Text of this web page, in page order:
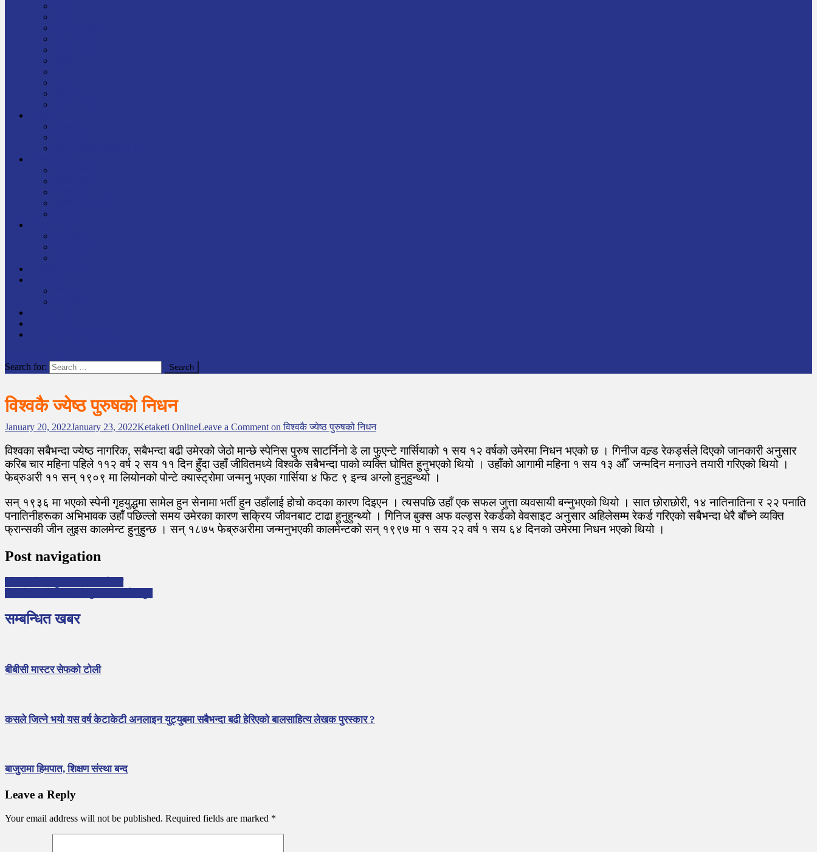
Search for:
विश्वकै ज्येष्ठ पुरुषको निधन
January 20, 2022January 23, 2022Ketaketi OnlineLeave a Comment on विश्वकै ज्येष्ठ पुरुषको निधन
विश्वका सबैभन्दा ज्येष्ठ नागरिक, सबैभन्दा बढी उमेरको जेठो मान्छे स्पेनिस पुरुष साटर्निनो डे ला फुएन्टे गार्सियाको १ सय १२ वर्षको उमेरमा निधन भएको छ । गिनीज वल्र्ड रेकर्ड्सले दिएको जानकारी अनुसार
करिब चार महिना पहिले ११२ वर्ष २ सय ११ दिन हुँदा उहाँ जीवितमध्ये विश्वकै सबैभन्दा पाको व्यक्ति घोषित हुनुभएको थियो । उहाँको आगामी महिना १ सय १३ औँ जन्मदिन मनाउने तयारी गरिएको थियो ।
फेब्रुअरी ११ सन् १९०९ मा लियोनको पोन्टे क्यास्ट्रोमा जन्मनु भएका गार्सिया ४ फिट ९ इन्च अग्लो हुनुहुन्थ्यो ।
सन् १९३६ मा भएको स्पेनी गृहयुद्धमा सामेल हुन सेनामा भर्ती हुन उहाँलाई होचो कदका कारण दिइएन । त्यसपछि उहाँ एक सफल जुत्ता व्यवसायी बन्नुभएको थियो । सात छोराछोरी, १४ नातिनातिना र २२ पनाति
पनातिनीहरूका अभिभावक उहाँ पछिल्लो समय उमेरका कारण सक्रिय जीवनबाट टाढा हुनुहुन्थ्यो । गिनिज बुक्स अफ वल्ड्स रेकर्डको वेवसाइट अनुसार अहिलेसम्म रेकर्ड गरिएको सबैभन्दा धेरै बाँच्ने व्यक्ति
फ्रान्सकी जीन लुइस कालमेन्ट हुनुहुन्छ । सन् १८७५ फेब्रुअरीमा जन्मनुभएकी कालमेन्टको सन् १९९७ मा १ सय २२ वर्ष १ सय ६४ दिनको उमेरमा निधन भएको थियो ।
Post navigation
सम्बन्धित खबर
बीबीसी मास्टर सेफको टोली
कसले जित्ने भयो यस वर्ष केटाकेटी अनलाइन युट्युबमा सबैभन्दा बढी हेरिएको बालसाहित्य लेखक पुरस्कार ?
बाजुरामा हिमपात, शिक्षण संस्था बन्द
Leave a Reply
Your email address will not be published. Required fields are marked *